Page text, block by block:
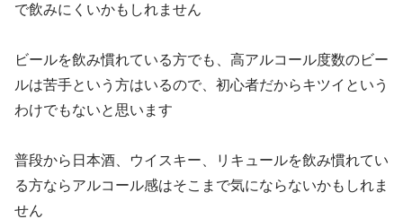
で飲みにくいかもしれません
ビールを飲み慣れている方でも、高アルコール度数のビー
ルは苦手という方はいるので、初心者だからキツイという
わけでもないと思います
普段から日本酒、ウイスキー、リキュールを飲み慣れてい
る方ならアルコール感はそこまで気にならないかもしれま
せん